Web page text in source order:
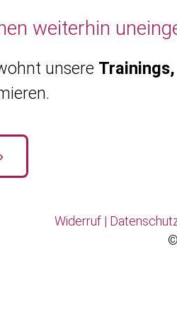
weiterhin
unsere
Widerruf |